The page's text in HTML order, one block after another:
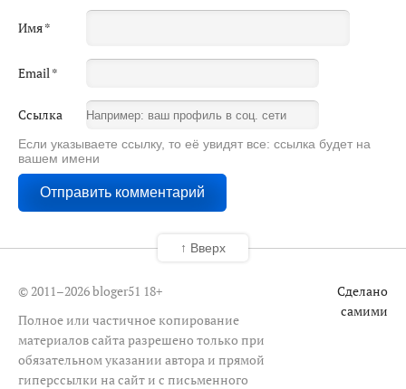
Имя*
Email*
Ссылка
Если указываете ссылку, то её увидят все: ссылка будет на
вашем имени
© 2011–2026 bloger51 18+
Полное или частичное копирование
материалов сайта разрешено только при
обязательном указании автора и прямой
гиперссылки на сайт и с письменного
Сделано
самими
↑ Вверх